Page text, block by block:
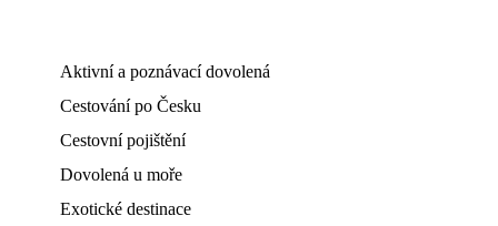
Aktivní a poznávací dovolená
Cestování po Česku
Cestovní pojištění
Dovolená u moře
Exotické destinace